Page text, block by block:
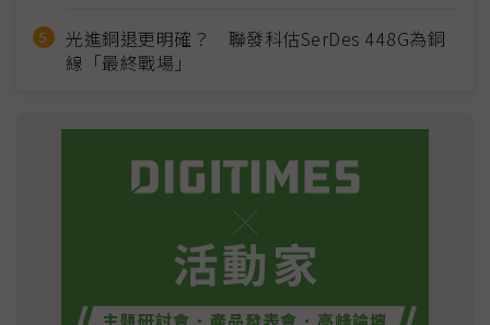
光進銅退更明確？ 聯發科估SerDes 448G為銅
線「最終戰場」